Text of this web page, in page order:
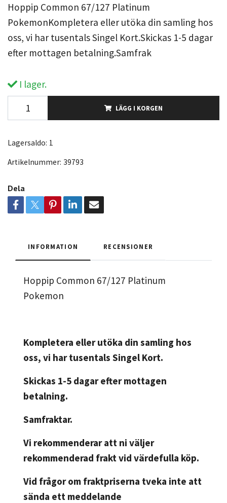
Hoppip Common 67/127 Platinum
PokemonKompletera eller utöka din samling hos
oss, vi har tusentals Singel Kort.Skickas 1-5 dagar
efter mottagen betalning.Samfrak
I lager.
LÄGG I KORGEN
Lagersaldo: 1
Artikelnummer: 39793
Dela
INFORMATION RECENSIONER
Hoppip Common 67/127 Platinum
Pokemon
Kompletera eller utöka din samling hos
oss, vi har tusentals Singel Kort.
Skickas 1-5 dagar efter mottagen
betalning.
Samfraktar.
Vi rekommenderar att ni väljer
rekommenderad frakt vid värdefulla köp.
Vid frågor om fraktpriserna tveka inte att
sända ett meddelande